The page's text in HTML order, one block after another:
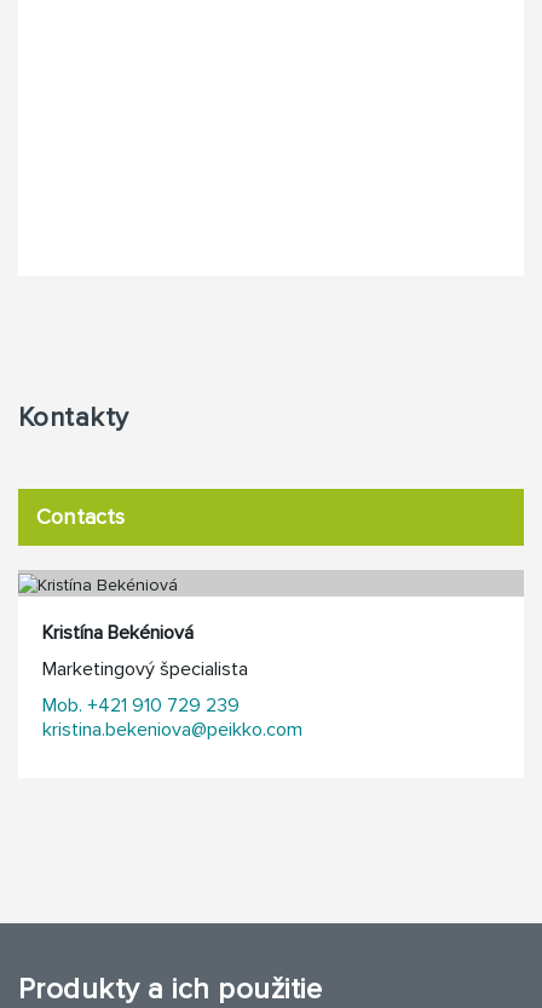
Kontakty
Contacts
Kristína Bekéniová
Marketingový špecialista
Mob. +421 910 729 239
kristina.bekeniova@peikko.com
Produkty a ich použitie